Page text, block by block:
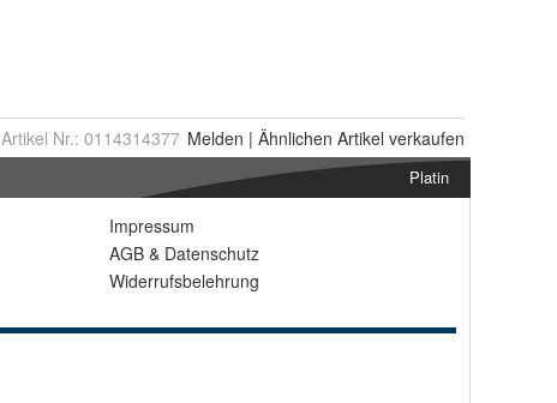
Artikel Nr.: 0114314377 Melden | Ähnlichen Artikel verkaufen
Platin
Impressum
AGB & Datenschutz
Widerrufsbelehrung